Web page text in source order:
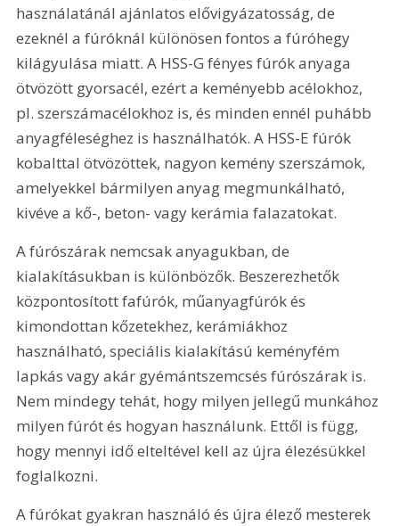
használatánál ajánlatos elővigyázatosság, de
ezeknél a fúróknál különösen fontos a fúróhegy
kilágyulása miatt. A HSS-G fényes fúrók anyaga
ötvözött gyorsacél, ezért a keményebb acélokhoz,
pl. szerszámacélokhoz is, és minden ennél puhább
anyagféleséghez is használhatók. A HSS-E fúrók
kobalttal ötvözöttek, nagyon kemény szerszámok,
amelyekkel bármilyen anyag megmunkálható,
kivéve a kő-, beton- vagy kerámia falazatokat.
A fúrószárak nemcsak anyagukban, de
kialakításukban is különbözők. Beszerezhetők
központosított fafúrók, műanyagfúrók és
kimondottan kőzetekhez, kerámiákhoz
használható, speciális kialakítású keményfém
lapkás vagy akár gyémántszemcsés fúrószárak is.
Nem mindegy tehát, hogy milyen jellegű munkához
milyen fúrót és hogyan használunk. Ettől is függ,
hogy mennyi idő elteltével kell az újra élezésükkel
foglalkozni.
A fúrókat gyakran használó és újra élező mesterek